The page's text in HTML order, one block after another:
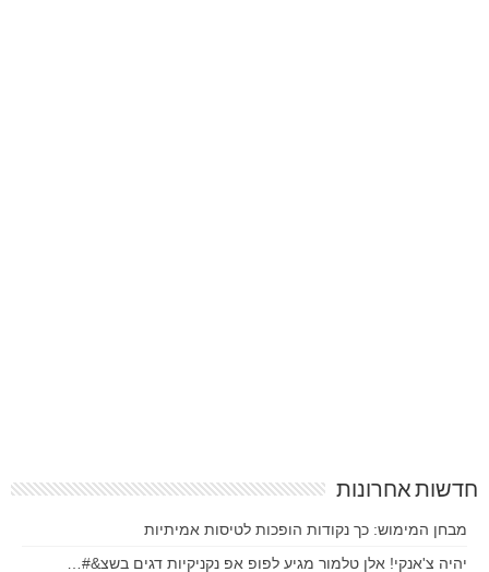
חדשות אחרונות
מבחן המימוש: כך נקודות הופכות לטיסות אמיתיות
יהיה צ'אנקי! אלן טלמור מגיע לפופ אפ נקניקיות דגים בשצ&#…